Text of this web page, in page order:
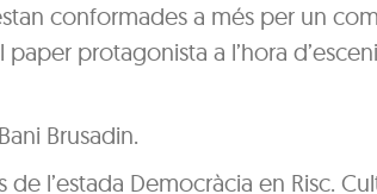
conformades a més per un
protagonista a l’hora
Brusadin.
l’estada Democràcia en Risc.